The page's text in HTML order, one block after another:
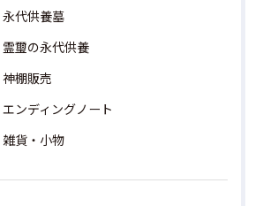
永代供養墓
霊璽の永代供養
神棚販売
エンディングノート
雑貨・小物